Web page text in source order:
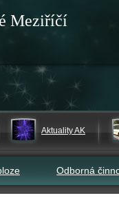
Meziříčí
Aktuality AK
Odborná